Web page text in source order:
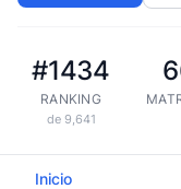
#1434
RANKING
de 9,641
Inicio